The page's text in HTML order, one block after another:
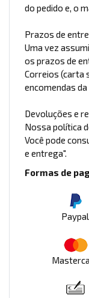
do pedido e, o
Prazos de
Uma vez
os prazos de
Correios (carta
encomendas da
Devoluções e
Nossa política
Você pode
e entrega".
Formas de
Paypal